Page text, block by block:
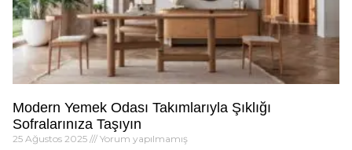
Modern Yemek Odası Takımlarıyla Şıklığı
Sofralarınıza Taşıyın
25 Ağustos 2025 Yorum yapılmamış